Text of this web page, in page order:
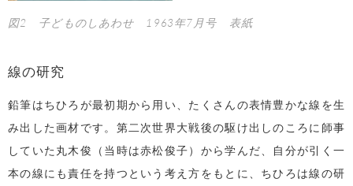
図2 子どものしあわせ 1963年7月号 表紙
線の研究
鉛筆はちひろが最初期から用い、たくさんの表情豊かな線を生
み出した画材です。第二次世界大戦後の駆け出しのころに師事
していた丸木俊（当時は赤松俊子）から学んだ、自分が引く一
本の線にも責任を持つという考え方をもとに、ちひろは線の研